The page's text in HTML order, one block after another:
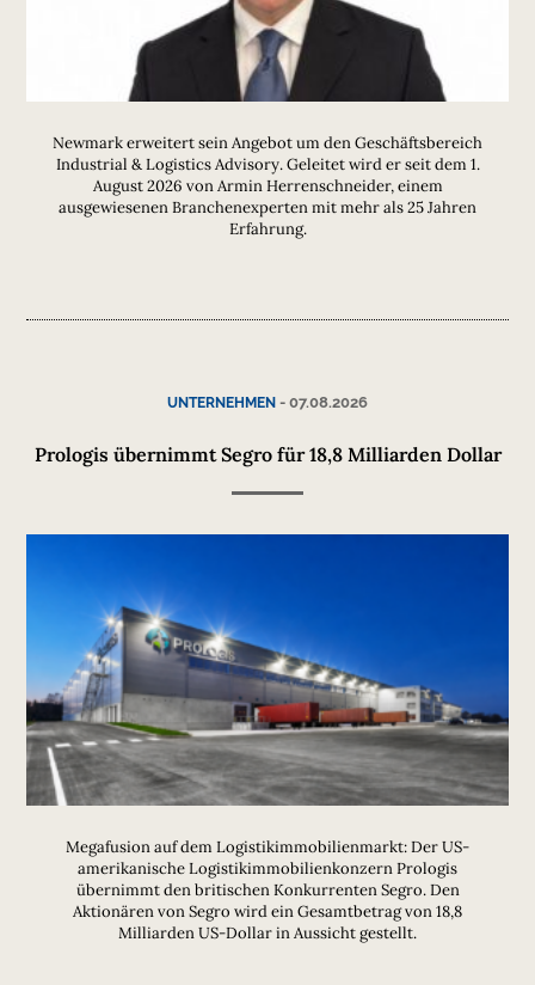
Newmark erweitert sein Angebot um den Geschäftsbereich
Industrial & Logistics Advisory. Geleitet wird er seit dem 1.
August 2026 von Armin Herrenschneider, einem
ausgewiesenen Branchenexperten mit mehr als 25 Jahren
Erfahrung.
UNTERNEHMEN - 07.08.2026
Prologis übernimmt Segro für 18,8 Milliarden Dollar
Megafusion auf dem Logistikimmobilienmarkt: Der US-
amerikanische Logistikimmobilienkonzern Prologis
übernimmt den britischen Konkurrenten Segro. Den
Aktionären von Segro wird ein Gesamtbetrag von 18,8
Milliarden US-Dollar in Aussicht gestellt.